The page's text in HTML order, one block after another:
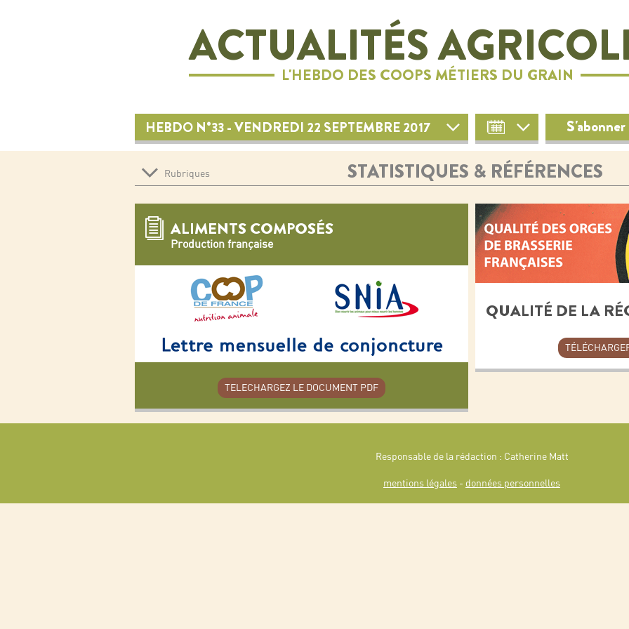
ACTUALITÉS
L'HEBDO DES COOPS MÉTIERS DU GRAIN
HEBDO N°33 - VENDREDI 22 SEPTEMBRE 2017
STATISTIQUES & RÉFÉRENCES
Rubriques
ALIMENTS COMPOSÉS
Production française
TELECHARGEZ LE DOCUMENT PDF
QUALITÉ DE LA
Responsable de la rédaction : Catherine Matt
mentions légales - données personnelles